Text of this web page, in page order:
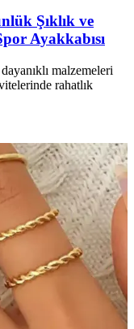
Şıklık ve
Ayakkabısı
malzemeleri
rahatlık